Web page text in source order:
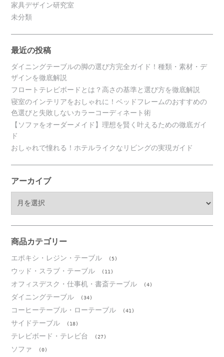
家具デザイン研究室
未分類
最近の投稿
ダイニングテーブルの脚の選び方完全ガイド！種類・素材・デ
ザインを徹底解説
フロートテレビボードとは？高さの基準と選び方を徹底解説
寝室のインテリアをおしゃれに！ベッドフレームのおすすめの
色選びと失敗しないカラーコーディネート術
【ソファをオーダーメイド】理想を賢く叶えるための徹底ガイ
ド
おしゃれで憧れる！ホテルライクなリビングの実現ガイド
アーカイブ
ブ
商品カテゴリー
エポキシ・レジン・テーブル (5)
ウッド・スラブ・テーブル (11)
オフィスデスク・仕事机・書斎テーブル (4)
ダイニングテーブル (34)
コーヒーテーブル・ローテーブル (41)
サイドテーブル (18)
テレビボード・テレビ台 (27)
ソファ (0)